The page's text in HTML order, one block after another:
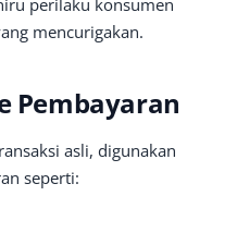
mencurigakan.
Pembayaran
asli, digunakan
seperti: